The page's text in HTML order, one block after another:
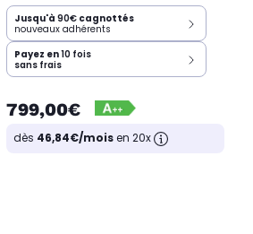
Jusqu'à 90€ cagnottés
nouveaux adhérents
Payez en10 fois
sans frais
799,00€
dès 46,84€/moisen 20x